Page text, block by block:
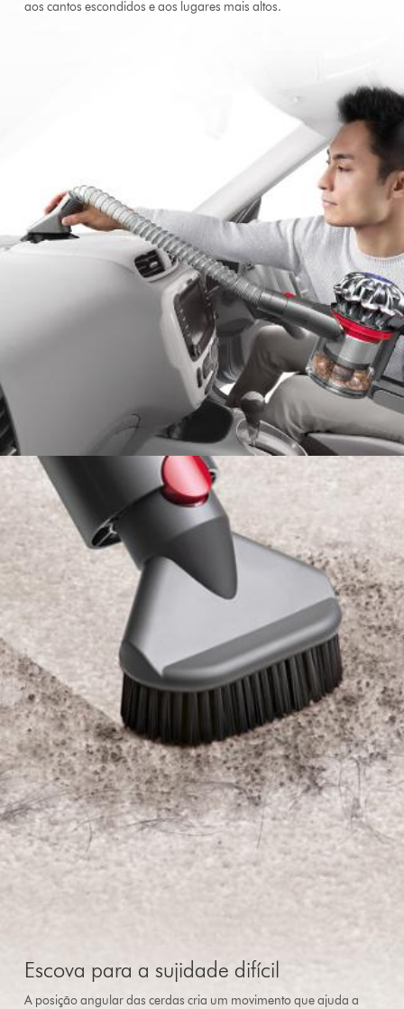
aos cantos escondidos e aos lugares mais altos.
Escova para a sujidade difícil
A posição angular das cerdas cria um movimento que ajuda a